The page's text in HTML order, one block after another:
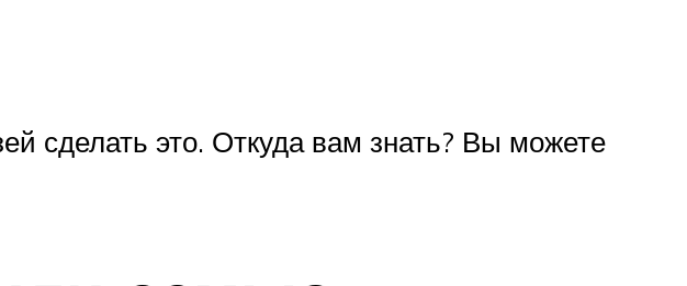
сделать это. Откуда вам знать? Вы можете